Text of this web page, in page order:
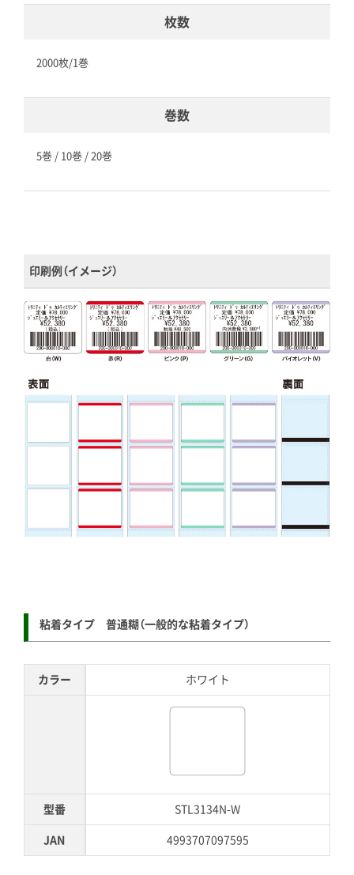
枚数
2000枚/1巻
巻数
5巻 / 10巻 / 20巻
印刷例（イメージ）
粘着タイプ 普通糊（一般的な粘着タイプ）
カラー
型番
JAN
ホワイト
STL3134N-W
4993707097595